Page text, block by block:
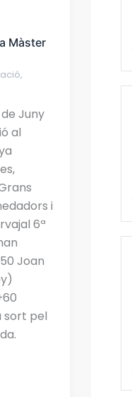
Màster
,
Juny
al
i
6ª
Joan
sort pel